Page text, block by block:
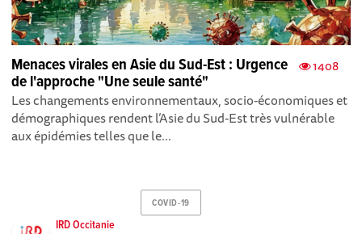
1408
Menaces virales en Asie du Sud-Est : Urgence
de l'approche "Une seule santé"
Les changements environnementaux, socio-économiques et
démographiques rendent l’Asie du Sud-Est très vulnérable
aux épidémies telles que le...
COVID-19
IRD Occitanie